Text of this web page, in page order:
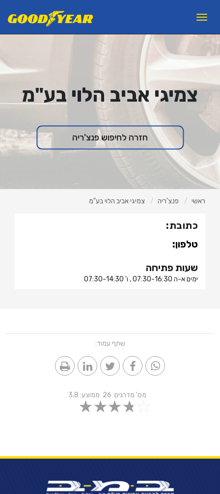
×
צמיגים לרכב פרטי
צמיגי משא ואוטובוסים
צמיגים לעבודות עפר
ראשי
אודות ב.מ.ב
צור קשר
למה GOODYEAR?
Toggle
צמיגי אביב הלוי בע"מ
חזרה לחיפוש פנצ'ריה
ראשי פנצ'ריה צמיגי אביב הלוי בע"מ
כתובת:
טלפון:
שעות פתיחה
ימים א-ה 07:30-16:30 , ו' 07:30-14:30
שתף עמוד:
מס' מדרגים: 26 ממוצע: 3.8